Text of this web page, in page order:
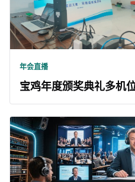
年会直播
宝鸡年度颁奖典礼多机